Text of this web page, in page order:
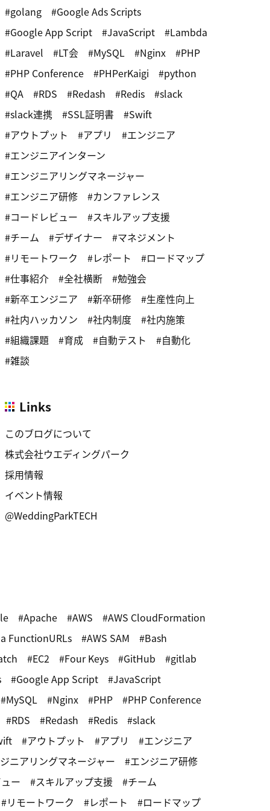
golang
Google Ads Scripts
Google App Script
JavaScript
Lambda
Laravel
LT会 MySQL Nginx
PHP
PHP Conference
PHPerKaigi
python
QA
RDS Redash Redis
slack
slack連携
SSL証明書
Swift
アウトプット
アプリ
エンジニア
エンジニアインターン
エンジニアリングマネージャー
エンジニア研修
カンファレンス
コードレビュー
スキルアップ支援
チーム
デザイナー
マネジメント
リモートワーク
レポート
ロードマップ
仕事紹介
全社横断
勉強会
新卒エンジニア
新卒研修
生産性向上
社内ハッカソン
社内制度
社内施策
組織課題
育成 自動テスト
自動化
雑談
Links
このブログについて
株式会社ウエディングパーク
採用情報
イベント情報
@WeddingParkTECH
Apache AWS
AWS CloudFormation
FunctionURLs
AWS SAM
Bash
EC2 Four Keys GitHub
gitlab
Google App Script
JavaScript
MySQL
Nginx PHP
PHP Conference
RDS
Redash Redis
slack
アウトプット アプリ
エンジニア
ニアリングマネージャー
エンジニア研修
ー
スキルアップ支援
チーム
リモートワーク
レポート ロードマップ